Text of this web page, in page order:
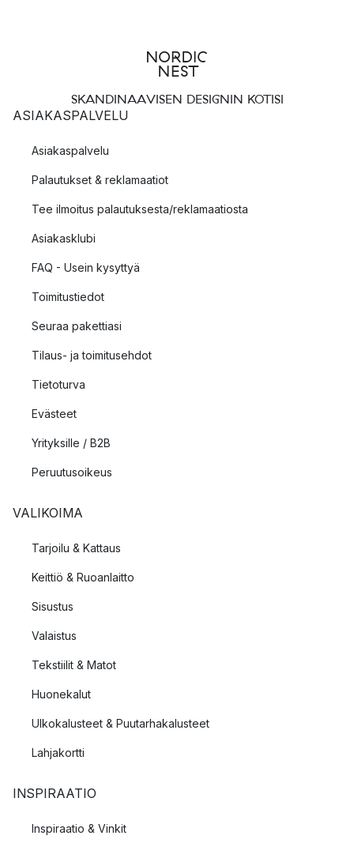
SKANDINAAVISEN DESIGNIN KOTISI
ASIAKASPALVELU
Asiakaspalvelu
Palautukset & reklamaatiot
Tee ilmoitus palautuksesta/reklamaatiosta
Asiakasklubi
FAQ - Usein kysyttyä
Toimitustiedot
Seuraa pakettiasi
Tilaus- ja toimitusehdot
Tietoturva
Evästeet
Yrityksille / B2B
Peruutusoikeus
VALIKOIMA
Tarjoilu & Kattaus
Keittiö & Ruoanlaitto
Sisustus
Valaistus
Tekstiilit & Matot
Huonekalut
Ulkokalusteet & Puutarhakalusteet
Lahjakortti
INSPIRAATIO
Inspiraatio & Vinkit